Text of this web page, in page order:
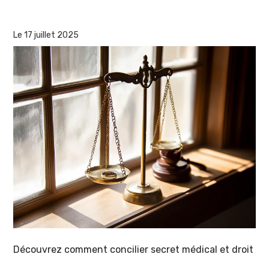
Le 17 juillet 2025
Découvrez comment concilier secret médical et droit